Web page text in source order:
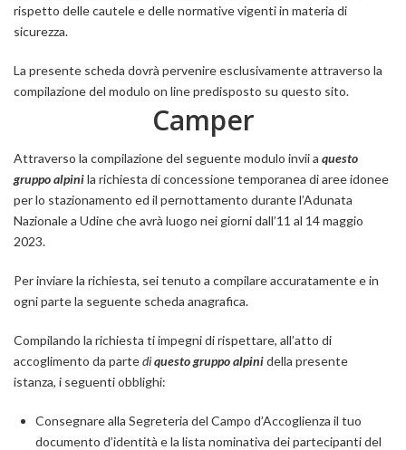
rispetto delle cautele e delle normative vigenti in materia di
sicurezza.
La presente scheda dovrà pervenire esclusivamente attraverso la
compilazione del modulo on line predisposto su questo sito.
Camper
Attraverso la compilazione del seguente modulo invii a questo
gruppo alpinila richiesta di concessione temporanea di aree idonee
per lo stazionamento ed il pernottamento durante l’Adunata
Nazionale a Udine che avrà luogo nei giorni dall’11 al 14 maggio
2023.
Per inviare la richiesta, sei tenuto a compilare accuratamente e in
ogni parte la seguente scheda anagrafica.
Compilando la richiesta ti impegni di rispettare, all’atto di
accoglimento da partediquesto gruppo alpinidella presente
istanza, i seguenti obblighi:
Consegnare alla Segreteria del Campo d’Accoglienza il tuo
documento d’identità e la lista nominativa dei partecipanti del